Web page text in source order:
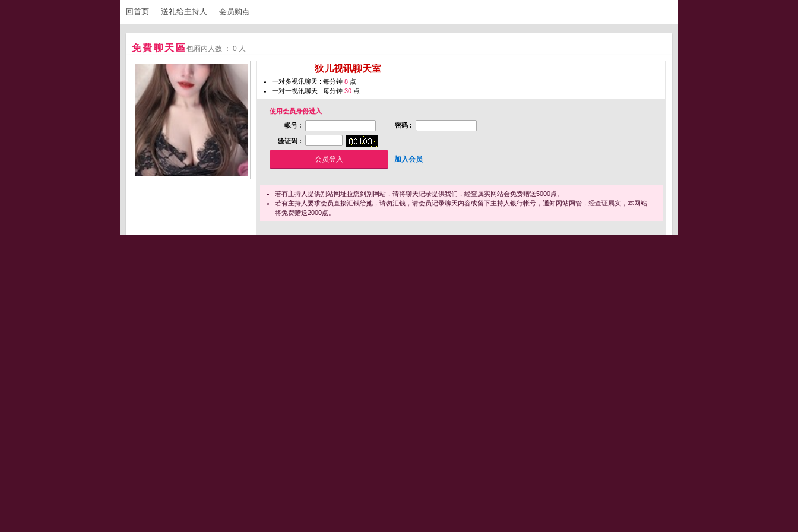
回首页 送礼给主持人 会员购点
免費聊天區包厢内人数 ： 0 人
狄儿视讯聊天室
一对多视讯聊天 : 每分钟 8 点
一对一视讯聊天 : 每分钟 30 点
使用会员身份进入
帐号 :
密码 :
验证码 :
加入会员
若有主持人提供别站网址拉您到别网站，请将聊天记录提供我们，经查属实网站会免费赠送5000点。
若有主持人要求会员直接汇钱给她，请勿汇钱，请会员记录聊天内容或留下主持人银行帐号，通知网站网管，经查证属实，本网站
将免费赠送2000点。